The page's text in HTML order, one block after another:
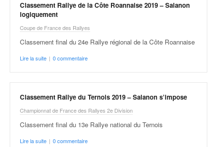
Classement Rallye de la Côte Roannaise 2019 – Salanon
logiquement
Coupe de France des Rallyes
Classement final du 24e Rallye régional de la Côte Roannaise
Lire la suite | 0 commentaire
Classement Rallye du Ternois 2019 – Salanon s’impose
Championnat de France des Rallyes 2e Division
Classement final du 13e Rallye national du Ternois
Lire la suite | 0 commentaire